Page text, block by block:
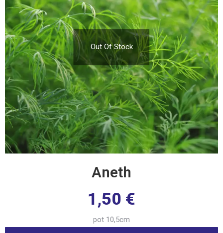
Out Of Stock
Aneth
1,50 €
pot 10,5cm